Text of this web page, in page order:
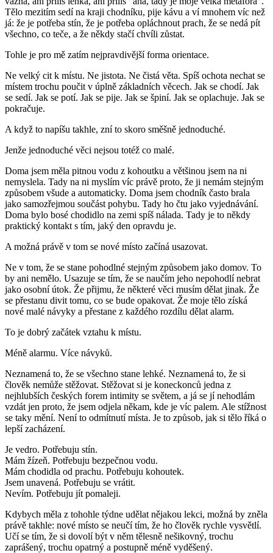
Tělo mezitím sedí na kraji chodníku, pije kávu a ví mnohem víc než
já: že je potřeba stín, že je potřeba opláchnout prach, že se nedá pít
všechno, co teče, a že někdy stačí chvíli zůstat.
Tohle je pro mě zatím nejpravdivější forma orientace.
Ne velký cit k místu. Ne jistota. Ne čistá věta. Spíš ochota nechat se
místem trochu poučit v úplně základních věcech. Jak se chodí. Jak
se sedí. Jak se potí. Jak se pije. Jak se špiní. Jak se oplachuje. Jak se
pokračuje.
A když to napíšu takhle, zní to skoro směšně jednoduché.
Jenže jednoduché věci nejsou totéž co malé.
Doma jsem měla pitnou vodu z kohoutku a většinou jsem na ni
nemyslela. Tady na ni myslím víc právě proto, že ji nemám stejným
způsobem všude a automaticky. Doma jsem chodník často brala
jako samozřejmou součást pohybu. Tady ho čtu jako vyjednávání.
Doma bylo bosé chodidlo na zemi spíš nálada. Tady je to někdy
praktický kontakt s tím, jaký den opravdu je.
A možná právě v tom se nové místo začíná usazovat.
Ne v tom, že se stane pohodlné stejným způsobem jako domov. To
by ani nemělo. Usazuje se tím, že se naučím jeho nepohodlí nebrat
jako osobní útok. Že přijmu, že některé věci musím dělat jinak. Že
se přestanu divit tomu, co se bude opakovat. Že moje tělo získá
nové malé návyky a přestane z každého rozdílu dělat alarm.
To je dobrý začátek vztahu k místu.
Méně alarmu. Více návyků.
Neznamená to, že se všechno stane lehké. Neznamená to, že si
člověk nemůže stěžovat. Stěžovat si je koneckonců jedna z
nejhlubších českých forem intimity se světem, a já se jí nehodlám
vzdát jen proto, že jsem odjela někam, kde je víc palem. Ale stížnost
se taky mění. Není to odmítnutí místa. Je to způsob, jak si tělo říká o
lepší zacházení.
Je vedro. Potřebuju stín.
Mám žízeň. Potřebuju bezpečnou vodu.
Mám chodidla od prachu. Potřebuju kohoutek.
Jsem unavená. Potřebuju se vrátit.
Nevím. Potřebuju jít pomaleji.
Kdybych měla z tohohle týdne udělat nějakou lekci, možná by zněla
právě takhle: nové místo se neučí tím, že ho člověk rychle vysvětlí.
Učí se tím, že si dovolí být v něm tělesně nešikovný, trochu
zaprášený, trochu opatrný a postupně méně vyděšený.